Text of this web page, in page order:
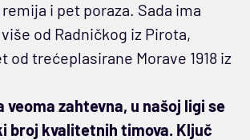
i pet poraza. Sada ima
od Radničkog iz Pirota,
od trećeplasirane Morave 1918 iz
veoma zahtevna, u našoj ligi se
broj kvalitetnih timova. Ključ